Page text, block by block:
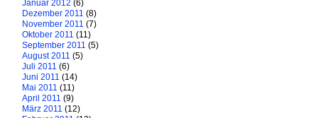
Januar 2012 (6)
Dezember 2011 (8)
November 2011 (7)
Oktober 2011 (11)
September 2011 (5)
August 2011 (5)
Juli 2011 (6)
Juni 2011 (14)
Mai 2011 (11)
April 2011 (9)
März 2011 (12)